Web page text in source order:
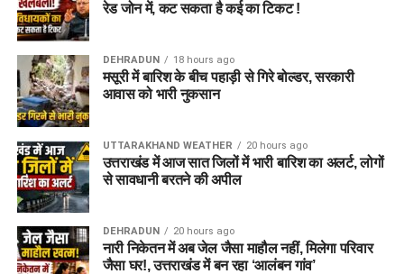
रेड जोन में, कट सकता है कई का टिकट !
DEHRADUN 18 hours ago
मसूरी में बारिश के बीच पहाड़ी से गिरे बोल्डर, सरकारी
आवास को भारी नुकसान
UTTARAKHAND WEATHER 20 hours ago
उत्तराखंड में आज सात जिलों में भारी बारिश का अलर्ट, लोगों
से सावधानी बरतने की अपील
DEHRADUN 20 hours ago
नारी निकेतन में अब जेल जैसा माहौल नहीं, मिलेगा परिवार
जैसा घर!, उत्तराखंड में बन रहा ‘आलंबन गांव’